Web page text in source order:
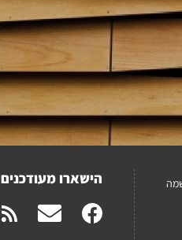
הישארו מעודכנים